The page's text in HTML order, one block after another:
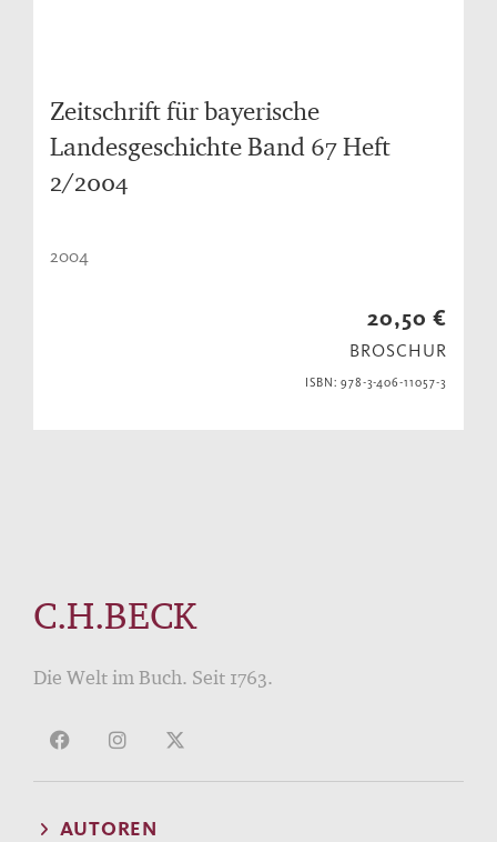
Zeitschrift für bayerische
Landesgeschichte Band 67 Heft
2/2004
2004
20,50 €
BROSCHUR
ISBN: 978-3-406-11057-3
C.H.BECK
Die Welt im Buch. Seit 1763.
AUTOREN